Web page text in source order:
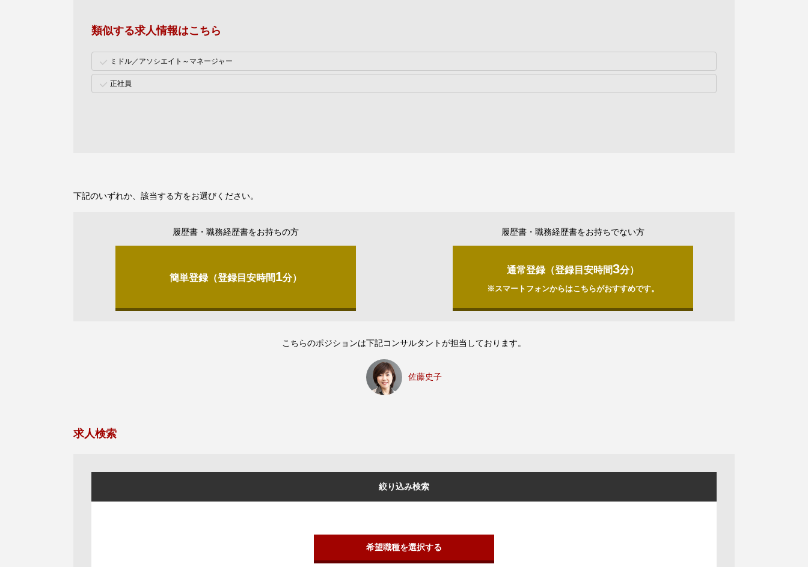
類似する求人情報はこちら
ミドル／アソシエイト～マネージャー
正社員
下記のいずれか、該当する方をお選びください。
履歴書・職務経歴書をお持ちの方
簡単登録（登録目安時間1分）
履歴書・職務経歴書をお持ちでない方
通常登録（登録目安時間3分）
※スマートフォンからはこちらがおすすめです。
こちらのポジションは下記コンサルタントが担当しております。
佐藤史子
求人検索
絞り込み検索
希望職種を選択する